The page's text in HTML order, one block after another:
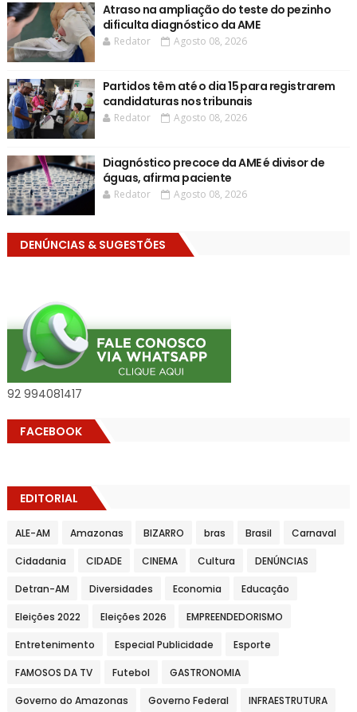
Atraso na ampliação do teste do pezinho
dificulta diagnóstico da AME
Redator Agosto 08, 2026
Partidos têm até o dia 15 para registrarem
candidaturas nos tribunais
Redator Agosto 08, 2026
Diagnóstico precoce da AME é divisor de
águas, afirma paciente
Redator Agosto 08, 2026
DENÚNCIAS & SUGESTÕES
92 994081417
FACEBOOK
EDITORIAL
ALE-AM Amazonas BIZARRO bras Brasil Carnaval
Cidadania CIDADE CINEMA Cultura DENÚNCIAS
Detran-AM Diversidades Economia Educação
Eleições 2022 Eleições 2026 EMPREENDEDORISMO
Entretenimento Especial Publicidade Esporte
FAMOSOS DA TV Futebol GASTRONOMIA
Governo do Amazonas Governo Federal INFRAESTRUTURA